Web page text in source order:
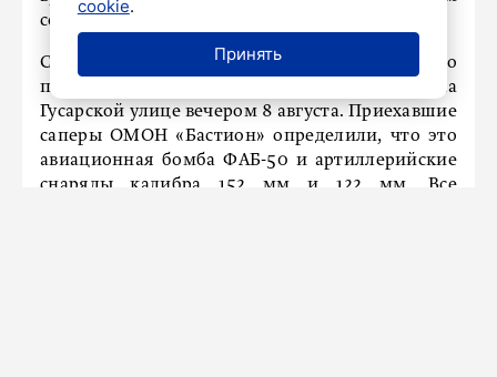
сообщает
Специалисты получили информацию о
подозрительных металлических предметах на
Гусарской улице вечером 8 августа. Приехавшие
саперы ОМОН «Бастион» определили, что это
авиационная бомба ФАБ-50 и артиллерийские
снаряды калибра 152 мм и 122 мм. Все
cookie.
Принять